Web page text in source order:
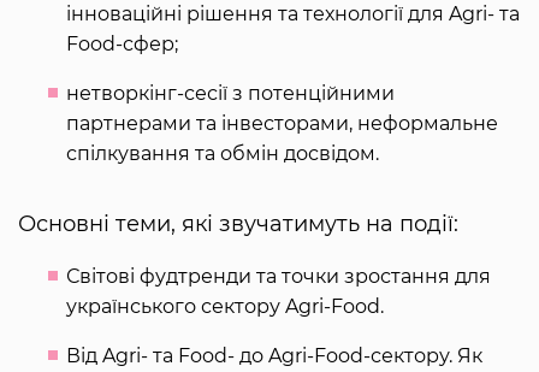
інноваційні рішення та технології для Agrі- та
Food-сфер;
нетворкінг-сесії з потенційними
партнерами та інвесторами, неформальне
спілкування та обмін досвідом.
Основні теми, які звучатимуть на події:
Світові фудтренди та точки зростання для
українського сектору Agri-Food.
Від Agrі- та Food- до Agri-Food-сектору. Як